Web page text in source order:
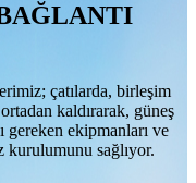
çatılarda, birleşim
kaldırarak, güneş
gereken ekipmanları ve
kurulumunu sağlıyor.